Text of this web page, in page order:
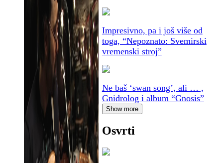
Impresivno, pa i još više od
toga, “Nepoznato: Svemirski
vremenski stroj”
Ne baš ‘swan song’, ali … ,
Gnidrolog i album “Gnosis”
Show more
Osvrti